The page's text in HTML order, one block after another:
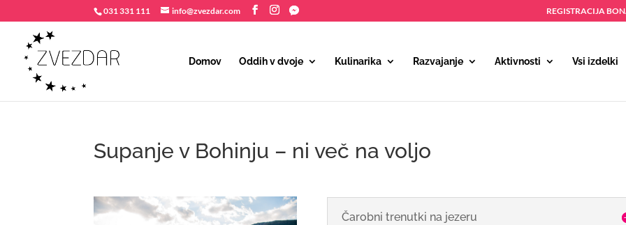
031 331 111 info@zvezdar.com REGISTRACIJA
Domov Oddih v dvoje Kulinarika Razvajanje Aktivnosti Vsi izdelki
Supanje v Bohinju – ni več na voljo
Čarobni trenutki na jezeru